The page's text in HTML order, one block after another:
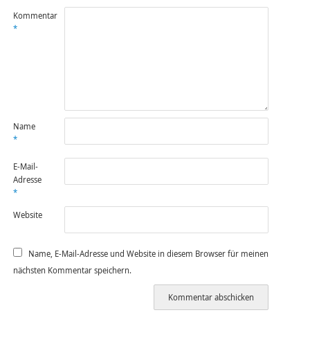
Kommentar
*
Name
*
E-Mail-
Adresse
*
Website
Name, E-Mail-Adresse und Website in diesem Browser für meinen
nächsten Kommentar speichern.